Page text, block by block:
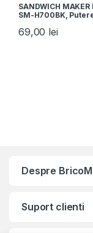
SANDWICH MAKER
SM-H700BK,
grill, Negru
69,00 lei
Despre
Suport clienti